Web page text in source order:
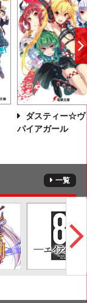
ダスティー☆ヴ
パイアガール
一覧